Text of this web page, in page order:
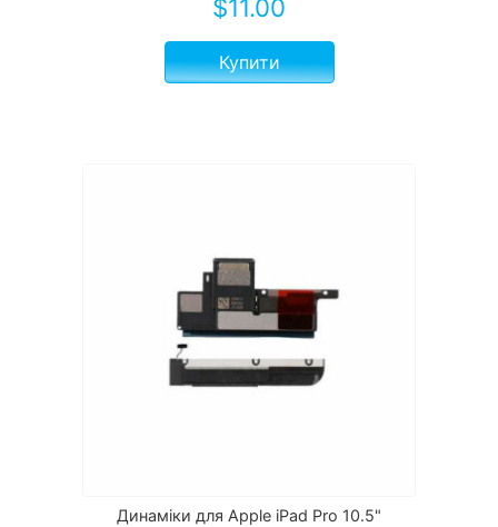
$11.00
Купити
Динаміки для Apple iPad Pro 10.5"